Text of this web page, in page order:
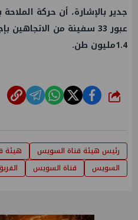
جدير بالإشارة، أن حركة
عبور 33 سفينة من
1.4مليون طن.
شارك
رئيس هيئة قناة السويس هيئة
السويس
قناة السويس